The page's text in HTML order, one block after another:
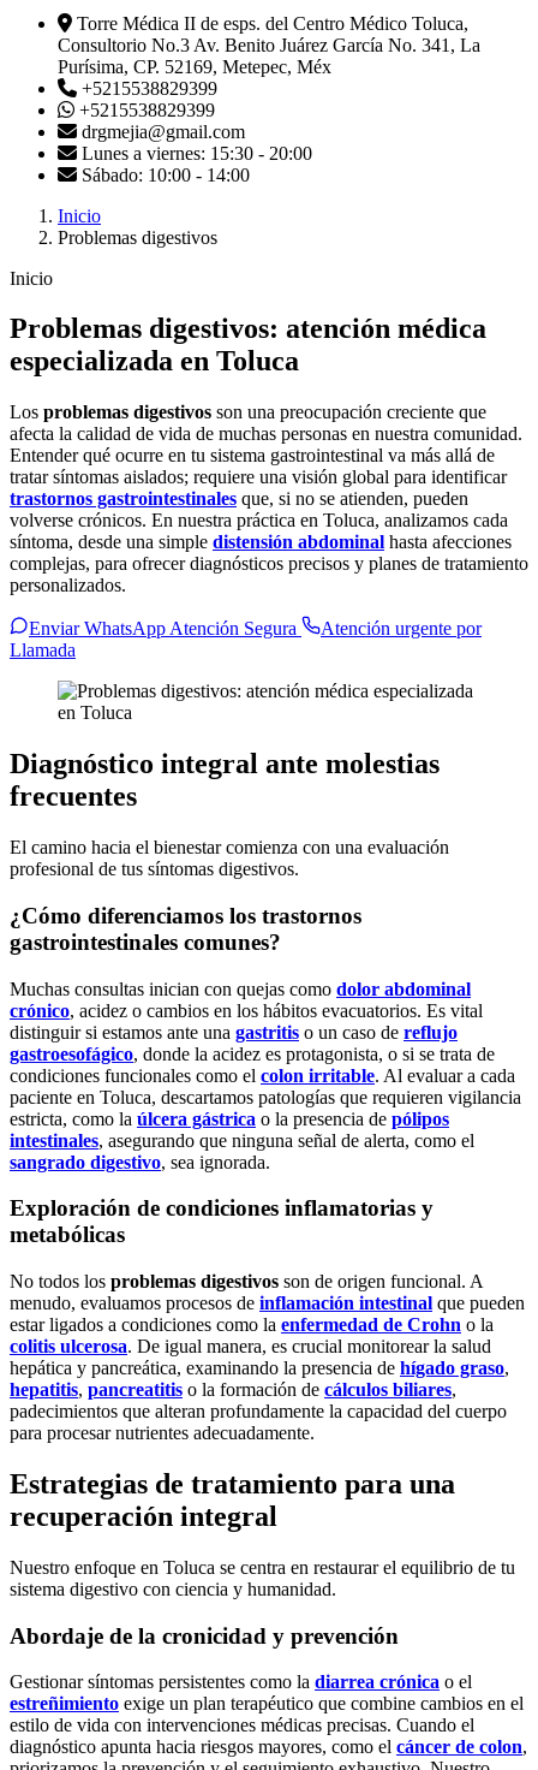
Torre Médica II de esps. del Centro Médico Toluca,
Consultorio No.3 Av. Benito Juárez García No. 341, La
Purísima, CP. 52169, Metepec, Méx
+5215538829399
+5215538829399
drgmejia@gmail.com
Lunes a viernes: 15:30 - 20:00
Sábado: 10:00 - 14:00
Inicio
Problemas digestivos
Inicio
Problemas digestivos: atención médica
especializada en Toluca
Los problemas digestivos son una preocupación creciente que
afecta la calidad de vida de muchas personas en nuestra comunidad.
Entender qué ocurre en tu sistema gastrointestinal va más allá de
tratar síntomas aislados; requiere una visión global para identificar
trastornos gastrointestinales que, si no se atienden, pueden
volverse crónicos. En nuestra práctica en Toluca, analizamos cada
síntoma, desde una simple distensión abdominal hasta afecciones
complejas, para ofrecer diagnósticos precisos y planes de tratamiento
personalizados.
Enviar WhatsApp Atención Segura
Atención urgente por
Llamada
Diagnóstico integral ante molestias
frecuentes
El camino hacia el bienestar comienza con una evaluación
profesional de tus síntomas digestivos.
¿Cómo diferenciamos los trastornos
gastrointestinales comunes?
Muchas consultas inician con quejas como dolor abdominal
crónico, acidez o cambios en los hábitos evacuatorios. Es vital
distinguir si estamos ante una gastritis o un caso de reflujo
gastroesofágico, donde la acidez es protagonista, o si se trata de
condiciones funcionales como el colon irritable. Al evaluar a cada
paciente en Toluca, descartamos patologías que requieren vigilancia
estricta, como la úlcera gástrica o la presencia de pólipos
intestinales, asegurando que ninguna señal de alerta, como el
sangrado digestivo, sea ignorada.
Exploración de condiciones inflamatorias y
metabólicas
No todos los problemas digestivos son de origen funcional. A
menudo, evaluamos procesos de inflamación intestinal que pueden
estar ligados a condiciones como la enfermedad de Crohn o la
colitis ulcerosa. De igual manera, es crucial monitorear la salud
hepática y pancreática, examinando la presencia de hígado graso,
hepatitis, pancreatitis o la formación de cálculos biliares,
padecimientos que alteran profundamente la capacidad del cuerpo
para procesar nutrientes adecuadamente.
Estrategias de tratamiento para una
recuperación integral
Nuestro enfoque en Toluca se centra en restaurar el equilibrio de tu
sistema digestivo con ciencia y humanidad.
Abordaje de la cronicidad y prevención
Gestionar síntomas persistentes como la diarrea crónica o el
estreñimiento exige un plan terapéutico que combine cambios en el
estilo de vida con intervenciones médicas precisas. Cuando el
diagnóstico apunta hacia riesgos mayores, como el cáncer de colon,